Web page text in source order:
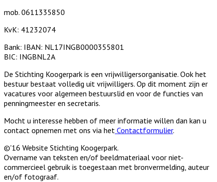
mob. 0611335850
KvK: 41232074
Bank: IBAN: NL17INGB0000355801
BIC: INGBNL2A
De Stichting Koogerpark is een vrijwilligersorganisatie. Ook het
bestuur bestaat volledig uit vrijwilligers. Op dit moment zijn er
vacatures voor algemeen bestuurslid en voor de functies van
penningmeester en secretaris.
Mocht u interesse hebben of meer informatie willen dan kan u
contact opnemen met ons via het Contactformulier.
©'16 Website Stichting Koogerpark.
Overname van teksten en/of beeldmateriaal voor niet-
commercieel gebruik is toegestaan met bronvermelding, auteur
en/of fotograaf.